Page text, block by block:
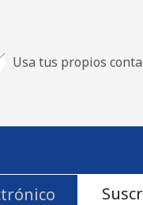
Usa tus propios